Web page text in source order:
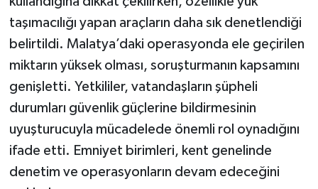
taşımacılığı yapan araçların daha sık denetlendiği
belirtildi. Malatya’daki operasyonda ele geçirilen
miktarın yüksek olması, soruşturmanın kapsamını
genişletti. Yetkililer, vatandaşların şüpheli
durumları güvenlik güçlerine bildirmesinin
uyuşturucuyla mücadelede önemli rol oynadığını
ifade etti. Emniyet birimleri, kent genelinde
denetim ve operasyonların devam edeceğini